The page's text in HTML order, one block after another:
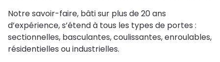
Notre savoir-faire, bâti sur plus de 20 ans
d’expérience, s’étend à tous les types de portes :
sectionnelles, basculantes, coulissantes, enroulables,
résidentielles ou industrielles.